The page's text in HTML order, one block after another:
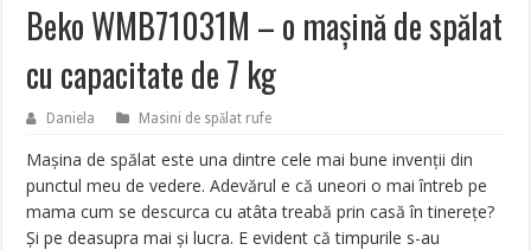
Beko WMB71031M – o mașină de spălat
cu capacitate de 7 kg
Daniela Masini de spălat rufe
Mașina de spălat este una dintre cele mai bune invenții din
punctul meu de vedere. Adevărul e că uneori o mai întreb pe
mama cum se descurca cu atâta treabă prin casă în tinerețe?
Și pe deasupra mai și lucra. E evident că timpurile s-au